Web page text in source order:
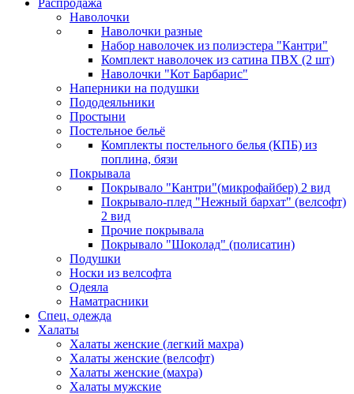
Распродажа
Наволочки
Наволочки разные
Набор наволочек из полиэстера "Кантри"
Комплект наволочек из сатина ПВХ (2 шт)
Наволочки "Кот Барбарис"
Наперники на подушки
Пододеяльники
Простыни
Постельное бельё
Комплекты постельного белья (КПБ) из
поплина, бязи
Покрывала
Покрывало "Кантри"(микрофайбер) 2 вид
Покрывало-плед "Нежный бархат" (велсофт)
2 вид
Прочие покрывала
Покрывало "Шоколад" (полисатин)
Подушки
Носки из велсофта
Одеяла
Наматрасники
Спец. одежда
Халаты
Халаты женские (легкий махра)
Халаты женские (велсофт)
Халаты женские (махра)
Халаты мужские